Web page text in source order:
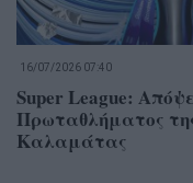
16/07/2026 07:40
Super League:
Πρωταθλήματος
Καλαμάτας